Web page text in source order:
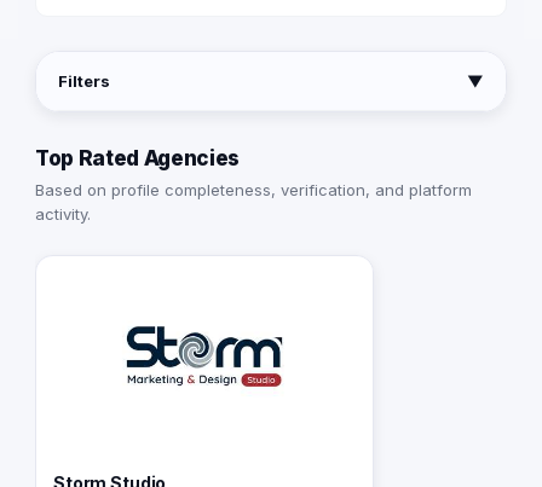
Filters ▼
Top Rated Agencies
Based on profile completeness, verification, and platform
activity.
Storm Studio